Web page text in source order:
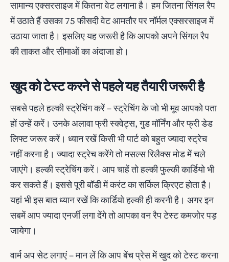
सामान्य एक्सरसाइज में कितना वेट लगाना है। हम जितना सिंगल रैप
में उठाते हैं उसका 75 फीसदी वेट आमतौर पर नॉर्मल एक्सरसाइज में
उठाया जाता है। इसलिए यह जरूरी है कि आपको अपने सिंगल रैप
की ताकत और सीमाओं का अंदाजा हो।
खुद को टेस्ट करने से पहले यह तैयारी जरूरी है
सबसे पहले हल्की स्ट्रेचिंग करें – स्ट्रेचिंग के जो भी मूव आपको पता
हों उन्हें करें। उनके अलावा फ्री स्क्वेट्स, गुड मॉर्निंग और फ्री डेड
लिफ्ट जरूर करें। ध्यान रखें किसी भी पार्ट को बहुत ज्यादा स्ट्रेच
नहीं करना है। ज्यादा स्ट्रेच करेंगे तो मसल्स रिलैक्स मोड में चले
जाएंगे। हल्की स्ट्रेचिंग करें। आप चाहें तो हल्‍की फुल्‍की कार्डियो भी
कर सकते हैं। इससे पूरी बॉडी में करंट का सर्किल क्रिएट होता है।
यहां भी इस बात ध्‍यान रखें कि कार्डियो हल्‍की ही करनी है। अगर इन
सबमें आप ज्‍यादा एनर्जी लगा देंगे तो आपका वन रैप टेस्‍ट कमजोर पड़
जायेगा।
वार्म अप सेट लगाएं – मान लें कि आप बेंच प्रेस में खुद को टेस्ट करना